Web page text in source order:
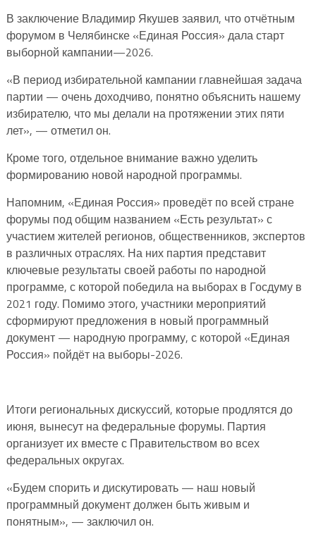
В заключение Владимир Якушев заявил, что отчётным
форумом в Челябинске «Единая Россия» дала старт
выборной кампании—2026.
«В период избирательной кампании главнейшая задача
партии — очень доходчиво, понятно объяснить нашему
избирателю, что мы делали на протяжении этих пяти
лет», — отметил он.
Кроме того, отдельное внимание важно уделить
формированию новой народной программы.
Напомним, «Единая Россия» проведёт по всей стране
форумы под общим названием «Есть результат» с
участием жителей регионов, общественников, экспертов
в различных отраслях. На них партия представит
ключевые результаты своей работы по народной
программе, с которой победила на выборах в Госдуму в
2021 году. Помимо этого, участники мероприятий
сформируют предложения в новый программный
документ — народную программу, с которой «Единая
Россия» пойдёт на выборы-2026.
Итоги региональных дискуссий, которые продлятся до
июня, вынесут на федеральные форумы. Партия
организует их вместе с Правительством во всех
федеральных округах.
«Будем спорить и дискутировать — наш новый
программный документ должен быть живым и
понятным», — заключил он.